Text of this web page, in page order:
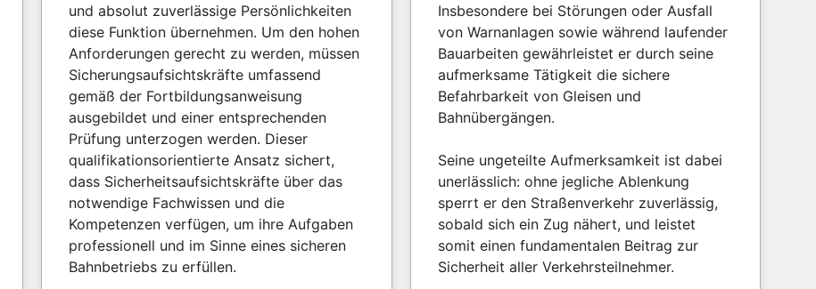
und absolut zuverlässige Persönlichkeiten
diese Funktion übernehmen. Um den hohen
Anforderungen gerecht zu werden, müssen
Sicherungsaufsichtskräfte umfassend
gemäß der Fortbildungsanweisung
ausgebildet und einer entsprechenden
Prüfung unterzogen werden. Dieser
qualifikationsorientierte Ansatz sichert,
dass Sicherheitsaufsichtskräfte über das
notwendige Fachwissen und die
Kompetenzen verfügen, um ihre Aufgaben
professionell und im Sinne eines sicheren
Bahnbetriebs zu erfüllen.
Insbesondere bei Störungen oder Ausfall
von Warnanlagen sowie während laufender
Bauarbeiten gewährleistet er durch seine
aufmerksame Tätigkeit die sichere
Befahrbarkeit von Gleisen und
Bahnübergängen.
Seine ungeteilte Aufmerksamkeit ist dabei
unerlässlich: ohne jegliche Ablenkung
sperrt er den Straßenverkehr zuverlässig,
sobald sich ein Zug nähert, und leistet
somit einen fundamentalen Beitrag zur
Sicherheit aller Verkehrsteilnehmer.